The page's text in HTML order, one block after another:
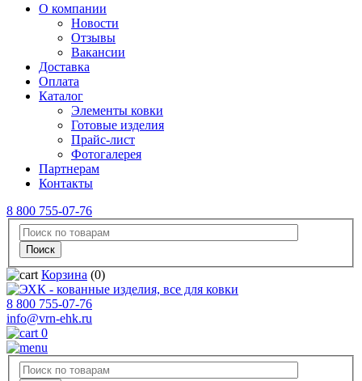
О компании
Новости
Отзывы
Вакансии
Доставка
Оплата
Каталог
Элементы ковки
Готовые изделия
Прайс-лист
Фотогалерея
Партнерам
Контакты
8 800 755-07-76
Корзина (0)
8 800 755-07-76
info@vrn-ehk.ru
0